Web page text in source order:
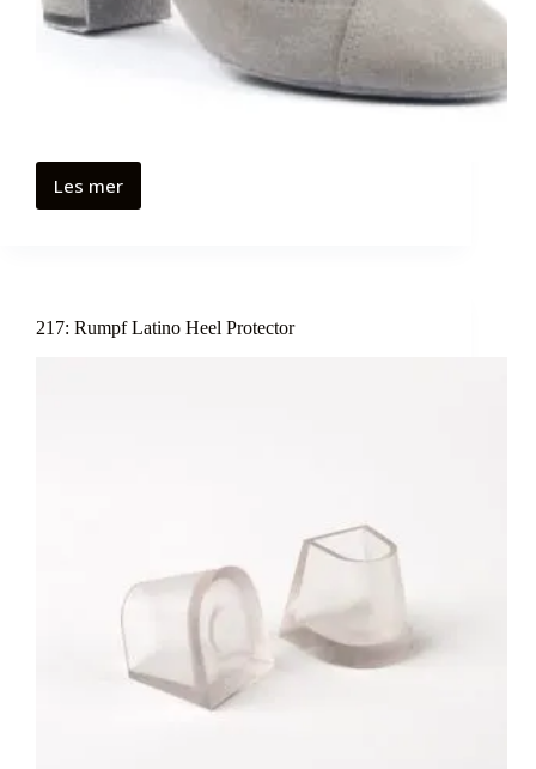
Les mer
217: Rumpf Latino Heel Protector